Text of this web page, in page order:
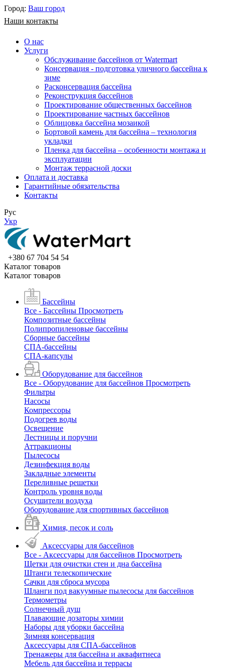
Город: Ваш город
Наши контакты
О нас
Услуги
Обслуживание бассейнов от Watermart
Консервация - подготовка уличного бассейна к
зиме
Расконсервация бассейна
Реконструкция бассейнов
Проектирование общественных бассейнов
Проектирование частных бассейнов
​Облицовка бассейна мозаикой
Бортовой камень для бассейна – технология
укладки
Пленка для бассейна – особенности монтажа и
эксплуатации
Монтаж террасной доски
Оплата и доставка
Гарантийные обязательства
Контакты
Рус
Укр
+380 67 704 54 54
Каталог товаров
Каталог товаров
Бассейны
Все - Бассейны Просмотреть
Композитные бассейны
Полипропиленовые бассейны
Сборные бассейны
СПА-бассейны
СПА-капсулы
Оборудование для бассейнов
Все - Оборудование для бассейнов Просмотреть
Фильтры
Насосы
Компрессоры
Подогрев воды
Освещение
Лестницы и поручни
Аттракционы
Пылесосы
Дезинфекция воды
Закладные элементы
Переливные решетки
Контроль уровня воды
Осушители воздуха
Оборудование для спортивных бассейнов
Химия, песок и соль
Аксессуары для бассейнов
Все - Аксессуары для бассейнов Просмотреть
Щетки для очистки стен и дна бассейна
Штанги телескопические
Сачки для сброса мусора
Шланги под вакуумные пылесосы для бассейнов
Термометры
Солнечный душ
Плавающие дозаторы химии
Наборы для уборки бассейна
Зимняя консервация
Аксессуары для СПА-бассейнов
Тренажеры для бассейна и аквафитнеса
Мебель для бассейна и террасы